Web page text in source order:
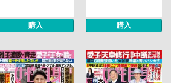
購入 購入